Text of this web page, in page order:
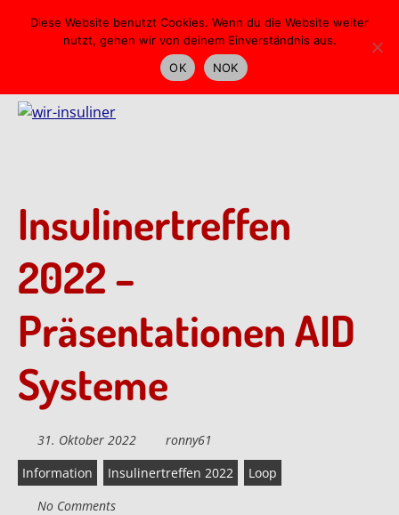
Insulinertreffen
2022 –
Präsentationen AID
Systeme
31. Oktober 2022
ronny61
Information
Insulinertreffen 2022
Loop
No Comments
Diese Website benutzt Cookies. Wenn du die Website weiter
nutzt, gehen wir von deinem Einverständnis aus.
OK
NOK